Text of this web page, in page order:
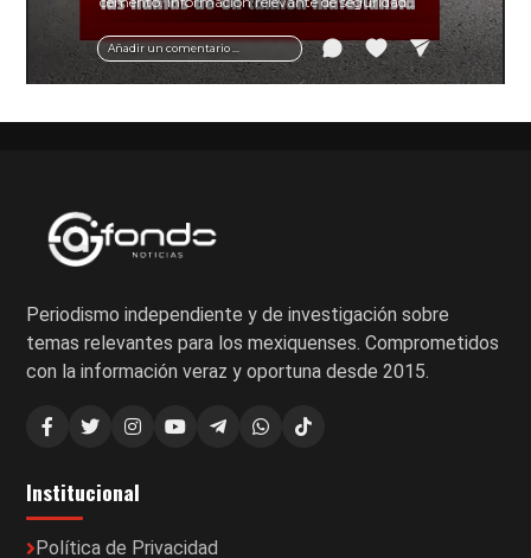
Añadir un comentario ...
vial y recomendaciones para motociclistas.
Periodismo independiente y de investigación sobre
temas relevantes para los mexiquenses. Comprometidos
con la información veraz y oportuna desde 2015.
Institucional
Política de Privacidad